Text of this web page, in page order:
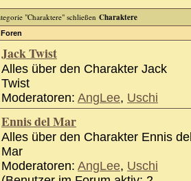
Charaktere
Foren
Jack Twist
Alles über den Charakter Jack
Twist
Moderatoren: AngLee, Uschi
Ennis del Mar
Alles über den Charakter Ennis
Mar
Moderatoren: AngLee, Uschi